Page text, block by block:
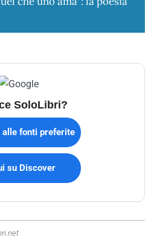
SoloLibri?
fonti preferite
su Discover